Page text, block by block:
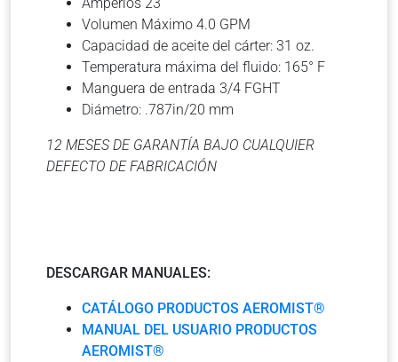
Volumen Máximo 4.0 GPM
Capacidad de aceite del cárter: 31 oz.
Temperatura máxima del fluido: 165° F
Manguera de entrada 3/4 FGHT
Diámetro: .787in/20 mm
12 MESES DE GARANTÍA BAJO CUALQUIER
DEFECTO DE FABRICACIÓN
DESCARGAR MANUALES:
CATÁLOGO PRODUCTOS AEROMIST®
MANUAL DEL USUARIO PRODUCTOS
AEROMIST®